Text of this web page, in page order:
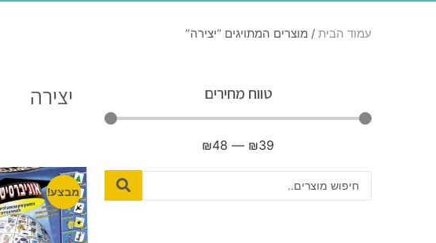
עמוד הבית / מוצרים המתויגים “יצירה”
טווח מחירים
₪39
—
₪48
יצירה
מבצע!